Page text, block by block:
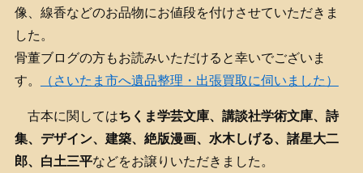
像、線香などのお品物にお値段を付けさせていただきま
した。
骨董ブログの方もお読みいただけると幸いでございま
す。
（さいたま市へ遺品整理・出張買取に伺いました）
古本に関してはちくま学芸文庫、講談社学術文庫、詩
集、デザイン、建築、絶版漫画、水木しげる、諸星大二
郎、白土三平などをお譲りいただきました。